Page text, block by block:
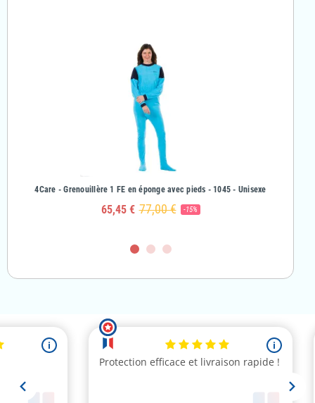
4Care - Grenouillère 1 FE en éponge avec pieds - 1045 - Unisexe
65,45 € 77,00 € -15%